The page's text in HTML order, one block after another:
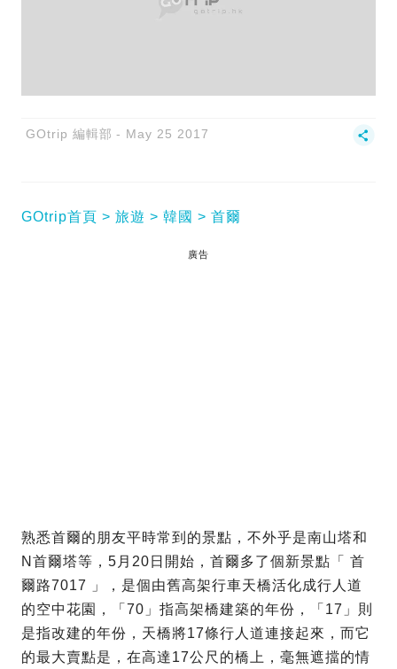
GOtrip 編輯部 May 25 2017
GOtrip首頁 旅遊 韓國 首爾
廣告
熟悉首爾的朋友平時常到的景點，不外乎是南山塔和
N首爾塔等，5月20日開始，首爾多了個新景點「 首
爾路7017 」，是個由舊高架行車天橋活化成行人道
的空中花園，「70」指高架橋建築的年份，「17」則
是指改建的年份，天橋將17條行人道連接起來，而它
的最大賣點是，在高達17公尺的橋上，毫無遮擋的情